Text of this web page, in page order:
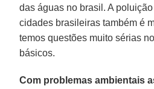
das águas no brasil. A
cidades brasileiras também é
temos questões muito sérias
básicos.
Com problemas ambientais